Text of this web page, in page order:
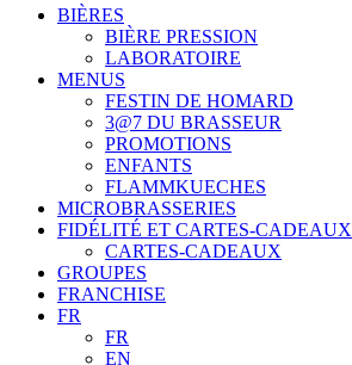
BIÈRES
BIÈRE PRESSION
LABORATOIRE
MENUS
FESTIN DE HOMARD
3@7 DU BRASSEUR
PROMOTIONS
ENFANTS
FLAMMKUECHES
MICROBRASSERIES
FIDÉLITÉ ET CARTES-CADEAUX
CARTES-CADEAUX
GROUPES
FRANCHISE
FR
FR
EN